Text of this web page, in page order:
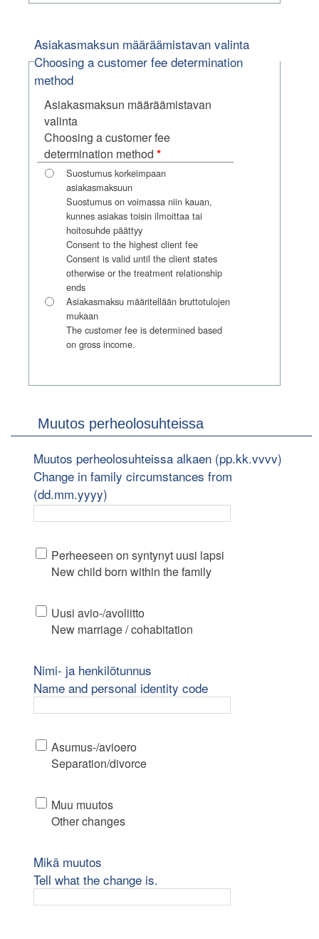
Asiakasmaksun määräämistavan valinta
Choosing a customer fee determination
method
Asiakasmaksun määräämistavan
valinta
Choosing a customer fee
determination method *pakollinen
kenttä
Suostumus korkeimpaan
asiakasmaksuun
Suostumus on voimassa niin kauan,
kunnes asiakas toisin ilmoittaa tai
hoitosuhde päättyy
Consent to the highest client fee
Consent is valid until the client states
otherwise or the treatment relationship
ends
Asiakasmaksu määritellään bruttotulojen
mukaan
The customer fee is determined based
on gross income.
Muutos perheolosuhteissa
Muutos perheolosuhteissa alkaen (pp.kk.vvvv)
Change in family circumstances from
(dd.mm.yyyy)
Perheeseen on syntynyt uusi lapsi
New child born within the family
Uusi avio-/avoliitto
New marriage / cohabitation
Nimi- ja henkilötunnus
Name and personal identity code
Asumus-/avioero
Separation/divorce
Muu muutos
Other changes
Mikä muutos
Tell what the change is.